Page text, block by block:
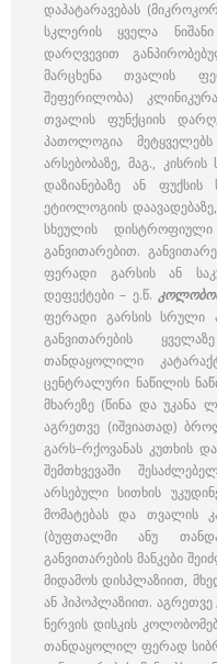
დაპატარავებას
სკლერის ყველა ნიშანი
დარღვევით
მარცხენა თვალის
შეფერილობა)
თვალის ფუნქციის
პათოლოგია
არსებობაზე, მაგ.,
დაზიანებაზე ან
ეტიოლოგიის
სხეულის
განვითარებით.
ფერადი გარსის ან
დეფექტები – ე.წ.
ფერადი გარსის სრული
განვითარების
თანდაყოლილი
ცენტრალური ნაწილის
მხარეზე (წინა და უკანა
აგრეთვე (იშვიათად)
გარს–რქოვანას კუთხის
შემთხვევაში
არსებული სითხის
მომატებას და თვალის
(ბუფთალმი ანუ
განვითარების მანკები
მიდამოს დისპლაზიით,
ან ჰიპოპლაზიით.
ნერვის დისკის
თანდაყოლილ ფერად